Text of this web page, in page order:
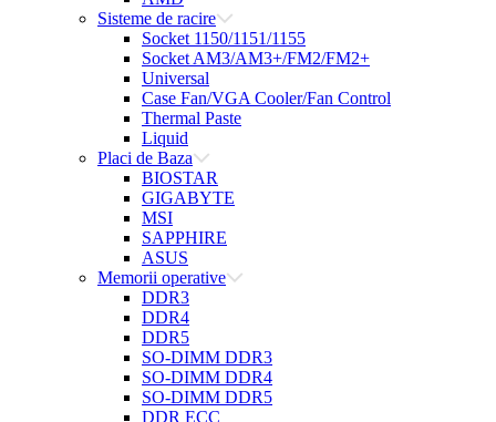
Sisteme de racire
Socket 1150/1151/1155
Socket AM3/AM3+/FM2/FM2+
Universal
Case Fan/VGA Cooler/Fan Control
Thermal Paste
Liquid
Placi de Baza
BIOSTAR
GIGABYTE
MSI
SAPPHIRE
ASUS
Memorii operative
DDR3
DDR4
DDR5
SO-DIMM DDR3
SO-DIMM DDR4
SO-DIMM DDR5
DDR ECC